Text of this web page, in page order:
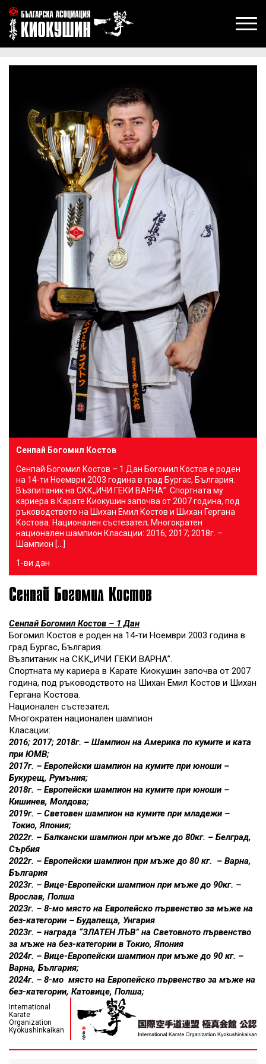
Сенпай Богомил Костов
Сенпай Богомил Костов – 1 Дан
Богомил Костов e роден на 14-ти Ноември 2003 година в
град Бургас, България.
Възпитаник на СКК,,ИЧИ ГЕКИ ВАРНА”.
Спортната му кариера в Карате Киокушин започва от 2007
година, под ръководството на Шихан Емил Костов и Шихан
Гергана Костова.
Национален състезател;
Многократен национален шампион
Класации:
2016; 2017; 2018г. – Шампион на Америка по кумите и ката
при ЮМВ;
2017г. – Европейски шампион на кумите при юноши –
Букурещ, Румъния;
2018г. – Европейски шампион на кумите при юноши –
Кишинев, Молдова;
2019г. – Световен шампион на кумите при младежи –
Токио, Япония;
2022г. – Балкански шампион при мъже до 80кг. – Белград,
Сърбия
2022г. – Европейски шампион при мъже до 80 кг. – Варна,
България
2023г. – Вице-Европейски шампион при мъже до 90кг. –
Врослав, Полша
2023г. – 8-мо място на Европейско първенство за мъже на
без-категории – Будапеща, Унгария
2023г. – награда “ЗЛАТЕН ЛЪВ” на Световното първенство
за мъже на без-категории в Токио, Япония
2024г. – Вице-Европейски шампион при мъже до 90 кг. –
Варна, България;
2024г. – 8-мо място на Европейско първенство за мъже на
без-категории, Катовице, Полша;
Сенпай Богомил Костов
Сенпай Богомил Костов – 1 Дан Богомил Костов e роден
на 14-ти Ноември 2003 година в град Бургас, България.
Възпитаник на СКК,,ИЧИ ГЕКИ ВАРНА”. Спортната му
кариера в Карате Киокушин започва от 2007 година, под
ръководството на Шихан Емил Костов и Шихан Гергана
Костова. Национален състезател; Многократен
национален шампион Класации: 2016; 2017; 2018г. –
Шампион […]
1-ви дан
International
Karate
Organization
Kyokushinkaikan